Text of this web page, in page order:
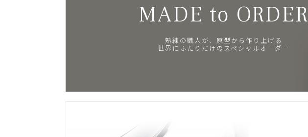
MADE to ORDER
熟練の職人が、原型から作り上げる
世界にふたりだけのスペシャルオーダー